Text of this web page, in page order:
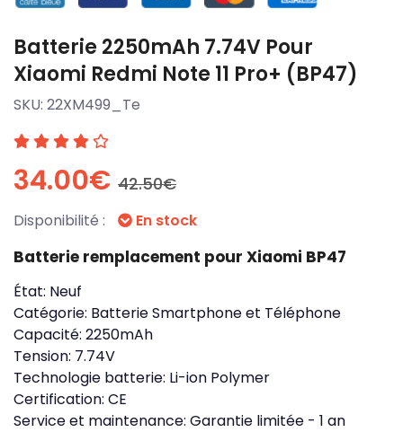
Batterie 2250mAh 7.74V Pour
Xiaomi Redmi Note 11 Pro+ (BP47)
SKU: 22XM499_Te
34.00€ 42.50€
Disponibilité : En stock
Batterie remplacement pour Xiaomi BP47
État: Neuf
Catégorie: Batterie Smartphone et Téléphone
Capacité: 2250mAh
Tension: 7.74V
Technologie batterie: Li-ion Polymer
Certification: CE
Service et maintenance: Garantie limitée - 1 an